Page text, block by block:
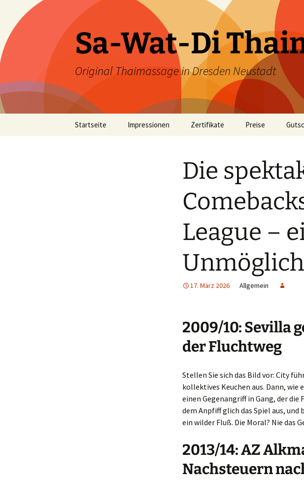
Inhalt
springen
Sa-Wat-Di
Original Thaimassage in Dresden Neustadt
Startseite Impressionen Zertifikate Preise
Die
League –
Unmöglich
17. März 2026 Allgemein
2009/10: Sevilla
der Fluchtweg
Stellen Sie sich das Bild vor: City
kollektives Keuchen aus. Dann,
einen Gegenangriff in Gang, der die
dem Anpfiff glich das Spiel aus,
ein wilder Fluß. Die Moral? Nie das
2013/14: AZ
Nachsteuern